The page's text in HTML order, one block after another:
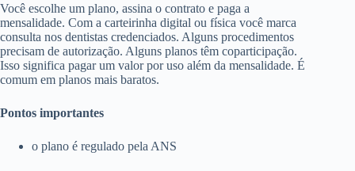
Você escolhe um plano, assina o contrato e paga a
mensalidade. Com a carteirinha digital ou física você marca
consulta nos dentistas credenciados. Alguns procedimentos
precisam de autorização. Alguns planos têm coparticipação.
Isso significa pagar um valor por uso além da mensalidade. É
comum em planos mais baratos.
Pontos importantes
o plano é regulado pela ANS